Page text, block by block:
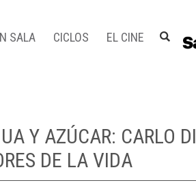
SALA CICLOS EL CINE
Y AZÚCAR: CARLO DI
DE LA VIDA